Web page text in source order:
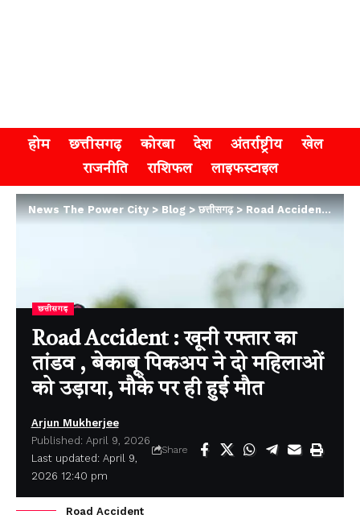
होम छत्तीसगढ़ कोरबा देश अंतर्राष्ट्रीय
खेल
राजनीति
राशिफल लाइफस्टाइल
News The Power City>Blog>छत्तीसगढ़>Road Accident : खूनी रफ्तार का तांडव , बेकाबू पिकअप ने दो महिलाओं को उड़ाया, मौके पर ही हुई मौत
छत्तीसगढ़
Road Accident : खूनी रफ्तार का
तांडव , बेकाबू पिकअप ने दो महिलाओं
को उड़ाया, मौके पर ही हुई मौत
Last updated: April 9,
2026 12:40 pm
Arjun Mukherjee
Published: April 9, 2026
Share
Road Accident